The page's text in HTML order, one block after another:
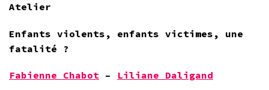
Atelier
Enfants violents, enfants victimes, une
fatalité ?
Fabienne Chabot – Liliane Daligand